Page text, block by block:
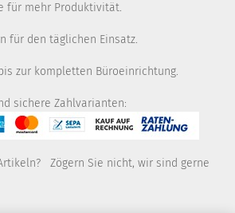
für mehr Produktivität.
für den täglichen Einsatz.
zur kompletten Büroeinrichtung.
sichere Zahlvarianten:
Zögern Sie nicht, wir sind gerne